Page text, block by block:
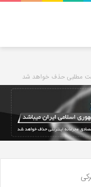
مطلبی حذف خواهد شد